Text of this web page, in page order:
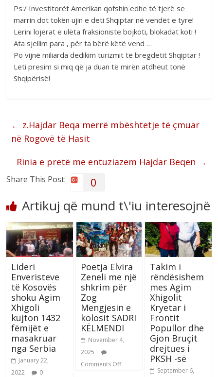
Ps:/ Investitorët Amerikan qofshin edhe të tjerë se
marrin dot tokën ujin e deti Shqiptar në vendët e tyre!
Lerini lojerat e ulëta fraksioniste bojkoti, blokadat koti !
Ata sjellim para , për ta bërë këtë vend …
Po vijnë miliarda dedikim turizmit të bregdetit Shqiptar !
Leti presim si miq që ja duan të mirën atdheut tonë
Shqipërisë!
← z.Hajdar Beqa merrë mbështetje të çmuar
në Rogovë të Hasit
Rinia e pretë me entuziazem Hajdar Beqen →
Share This Post: 0
Artikuj që mund t\'iu interesojnë
Lideri
Enveristeve
të Kosovës
shoku Agim
Xhigoli
kujton 1432
fëmijët e
masakruar
nga Serbia
January 22,
2022
0
Poetja Elvira
Zeneli me një
shkrim për
Zog
Mengjesin e
kolosit SADRI
KËLMENDI
November 4,
2025
Comments Off
Takim i
rëndësishem
mes Agim
Xhigolit
Kryetar i
Frontit
Popullor dhe
Gjon Bruçit
drejtues i
PKSH -së
September 6,